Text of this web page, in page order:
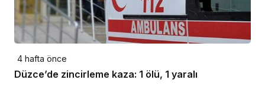
4 hafta önce
Düzce’de zincirleme kaza: 1 ölü, 1 yaralı